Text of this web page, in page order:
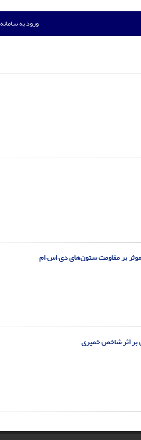
ورود به سامانه
بر مقاومت ستون‌های‌ دی.اس.ام
بر اثر شاخص خمیری